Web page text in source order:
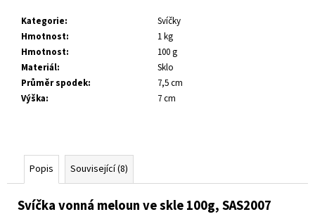
Kategorie:
Svíčky
Hmotnost:
1 kg
Hmotnost:
100 g
Materiál:
Sklo
Průměr spodek:
7,5 cm
Výška: 7 cm
Popis Související (8)
Svíčka vonná meloun ve skle 100g, SAS2007
u
m